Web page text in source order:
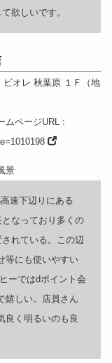
欲しいです。
オレ 秋葉原 １Ｆ （地
ムページURL:
速下辺りにある
となっており多くの
れている。この辺
等にも使いやすい
ーではdポイント会
嬉しい。店員さん
良く明るいのも良